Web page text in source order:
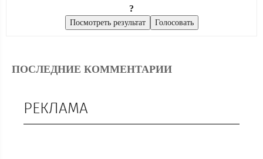
?
ПОСЛЕДНИЕ КОММЕНТАРИИ
РЕКЛАМА